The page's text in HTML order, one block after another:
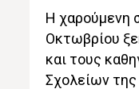
Η χαρούμενη
Οκτωβρίου
και τους
Σχολείων